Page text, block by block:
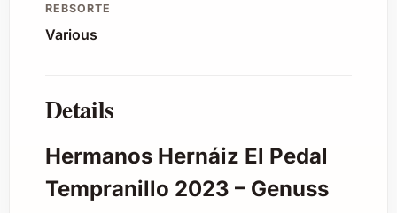
REBSORTE
Various
Details
Hermanos Hernáiz El Pedal
Tempranillo 2023 – Genuss